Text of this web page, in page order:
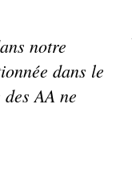
notre
dans le
AA ne